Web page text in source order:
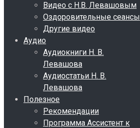
Видео с Н.В. Левашовым
Оздоровительные сеансы
Другие видео
Аудио
Аудиокниги Н. В.
Левашова
Аудиостатьи Н. В.
Левашова
Полезное
Рекомендации
Программа Ассистент к